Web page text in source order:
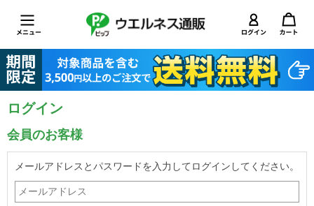
ログイン
会員のお客様
メールアドレスとパスワードを入力してログインしてください。